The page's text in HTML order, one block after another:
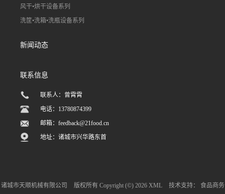
风干•烘干设备系列
洗筐•洗箱•洗瓶设备系列
新闻动态
联系信息
联系人：曾霄霄
电话：13780874399
邮箱：feedback@21food.cn
地址：诸城市兴华路东首
诸城市天顺机械有限公司 版权所有 Copyright (©) 2026 XML 技术支持： 食品商务